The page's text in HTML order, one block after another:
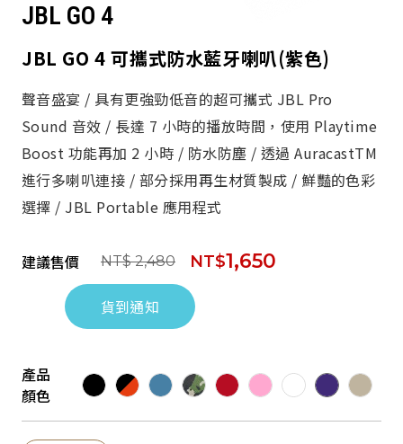
JBL GO 4
JBL GO 4 可攜式防水藍牙喇叭(紫色)
聲音盛宴 / 具有更強勁低音的超可攜式 JBL Pro
Sound 音效 / 長達 7 小時的播放時間，使用 Playtime
Boost 功能再加 2 小時 / 防水防塵 / 透過 AuracastTM
進行多喇叭連接 / 部分採用再生材質製成 / 鮮豔的色彩
選擇 / JBL Portable 應用程式
建議售價 NT$ 2,480 NT$1,650
貨到通知
產品
顏色